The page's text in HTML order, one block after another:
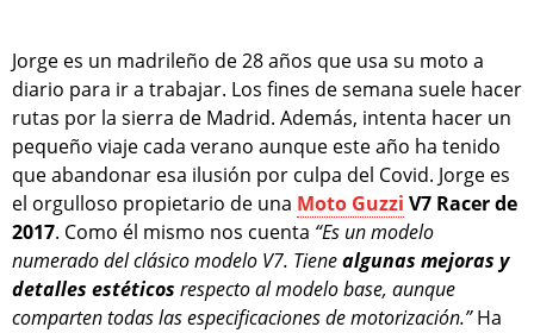
Jorge es un madrileño de 28 años que usa su moto a
diario para ir a trabajar. Los fines de semana suele hacer
rutas por la sierra de Madrid. Además, intenta hacer un
pequeño viaje cada verano aunque este año ha tenido
que abandonar esa ilusión por culpa del Covid. Jorge es
el orgulloso propietario de una Moto Guzzi V7 Racer de
2017. Como él mismo nos cuenta “Es un modelo
numerado del clásico modelo V7. Tienealgunas mejoras y
detalles estéticos respecto al modelo base, aunque
comparten todas las especificaciones de motorización.”Ha